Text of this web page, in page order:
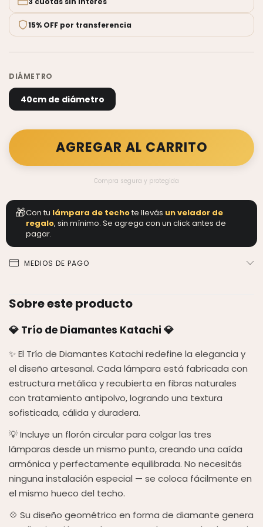
15% OFF por transferencia
DIÁMETRO
40cm de diámetro
Compra segura y protegida
🎁Con tu lámpara de techote llevás un velador de
regalo, sin mínimo. Se agrega con un click antes de
pagar.
MEDIOS DE PAGO
Sobre este producto
💎 Trío de Diamantes Katachi 💎
✨ El Trío de Diamantes Katachi redefine la elegancia y
el diseño artesanal. Cada lámpara está fabricada con
estructura metálica y recubierta en fibras naturales
con tratamiento antipolvo, logrando una textura
sofisticada, cálida y duradera.
💡 Incluye un florón circular para colgar las tres
lámparas desde un mismo punto, creando una caída
armónica y perfectamente equilibrada. No necesitás
ninguna instalación especial — se coloca fácilmente en
el mismo hueco del techo.
💠 Su diseño geométrico en forma de diamante genera